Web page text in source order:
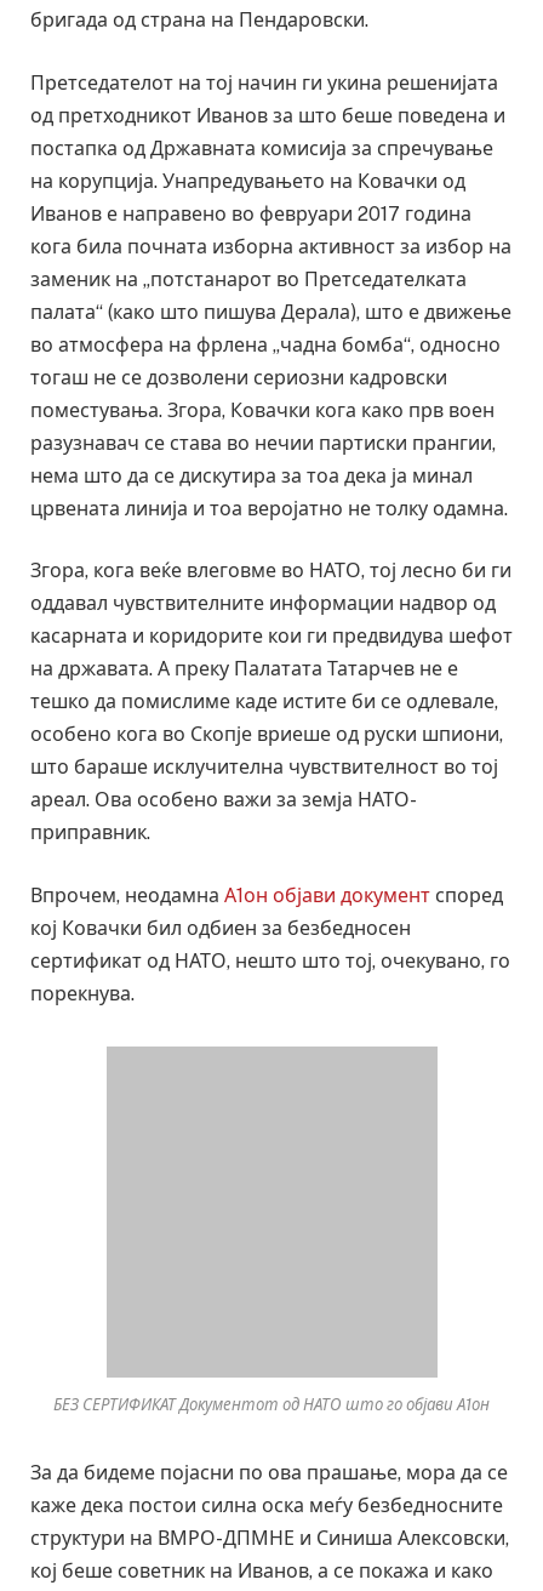
бригада од страна на Пендаровски.
Претседателот на тој начин ги укина решенијата
од претходникот Иванов за што беше поведена и
постапка од Државната комисија за спречување
на корупција. Унапредувањето на Ковачки од
Иванов е направено во февруари 2017 година
кога била почната изборна активност за избор на
заменик на „потстанарот во Претседателката
палата“ (како што пишува Дерала), што е движење
во атмосфера на фрлена „чадна бомба“, односно
тогаш не се дозволени сериозни кадровски
поместувања. Згора, Ковачки кога како прв воен
разузнавач се става во нечии партиски прангии,
нема што да се дискутира за тоа дека ја минал
црвената линија и тоа веројатно не толку одамна.
Згора, кога веќе влеговме во НАТО, тој лесно би ги
оддавал чувствителните информации надвор од
касарната и коридорите кои ги предвидува шефот
на државата. А преку Палатата Татарчев не е
тешко да помислиме каде истите би се одлевале,
особено кога во Скопје вриеше од руски шпиони,
што бараше исклучителна чувствителност во тој
ареал. Ова особено важи за земја НАТО-
приправник.
Впрочем, неодамна А1он објави документ според
кој Ковачки бил одбиен за безбедносен
сертификат од НАТО, нешто што тој, очекувано, го
порекнува.
БЕЗ СЕРТИФИКАТ Документот од НАТО што го објави А1он
За да бидеме појасни по ова прашање, мора да се
каже дека постои силна оска меѓу безбедносните
структури на ВМРО-ДПМНЕ и Синиша Алексовски,
кој беше советник на Иванов, а се покажа и како